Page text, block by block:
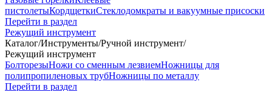
пистолетыКордщеткиСтеклодомкраты и вакуумные присоски
Перейти в раздел
Режущий инструмент
Каталог/Инструменты/Ручной инструмент/
Режущий инструмент
БолторезыНожи со сменным лезвиемНожницы для
полипропиленовых трубНожницы по металлу
Перейти в раздел